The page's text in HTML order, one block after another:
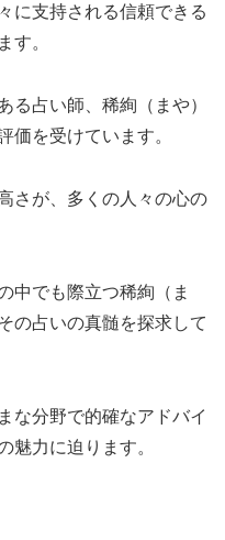
に支持される信頼できる
す。
る占い師、稀絢（まや）
価を受けています。
さが、多くの人々の心の
中でも際立つ稀絢（ま
の占いの真髄を探求して
な分野で的確なアドバイ
魅力に迫ります。